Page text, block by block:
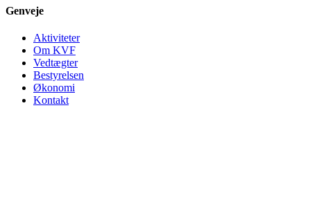
Genveje
Aktiviteter
Om KVF
Vedtægter
Bestyrelsen
Økonomi
Kontakt